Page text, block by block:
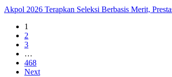
Akpol 2026 Terapkan Seleksi Berbasis Merit,
1
2
3
…
468
Next